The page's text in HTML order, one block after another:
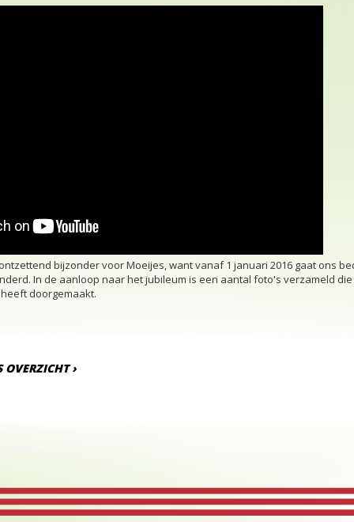
bijzonder voor Moeijes, want vanaf 1 januari 2016 gaat ons
In de aanloop naar het jubileum is een aantal foto's verzameld
doorgemaakt.
OVERZICHT ›